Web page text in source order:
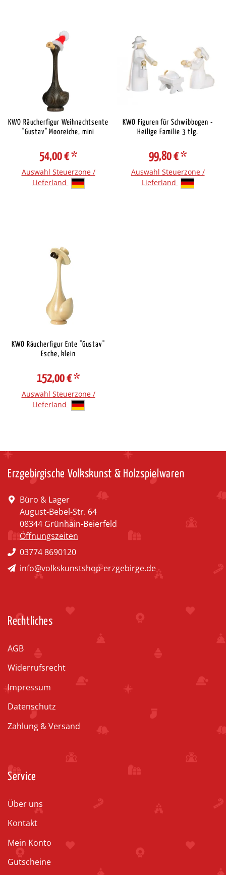
KWO Räucherfigur Weihnachtsente
"Gustav" Mooreiche, mini
54,00 €*
Auswahl Steuerzone /
Lieferland
KWO Figuren für Schwibbogen -
Heilige Familie 3 tlg.
99,80 €*
Auswahl Steuerzone /
Lieferland
KWO Räucherfigur Ente "Gustav"
Esche, klein
152,00 €*
Auswahl Steuerzone /
Lieferland
Erzgebirgische Volkskunst & Holzspielwaren
Büro & Lager
August-Bebel-Str. 64
08344 Grünhain-Beierfeld
Öffnungszeiten
03774 8690120
info@volkskunstshop-erzgebirge.de
Rechtliches
AGB
Widerrufsrecht
Impressum
Datenschutz
Zahlung & Versand
Service
Über uns
Kontakt
Mein Konto
Gutscheine